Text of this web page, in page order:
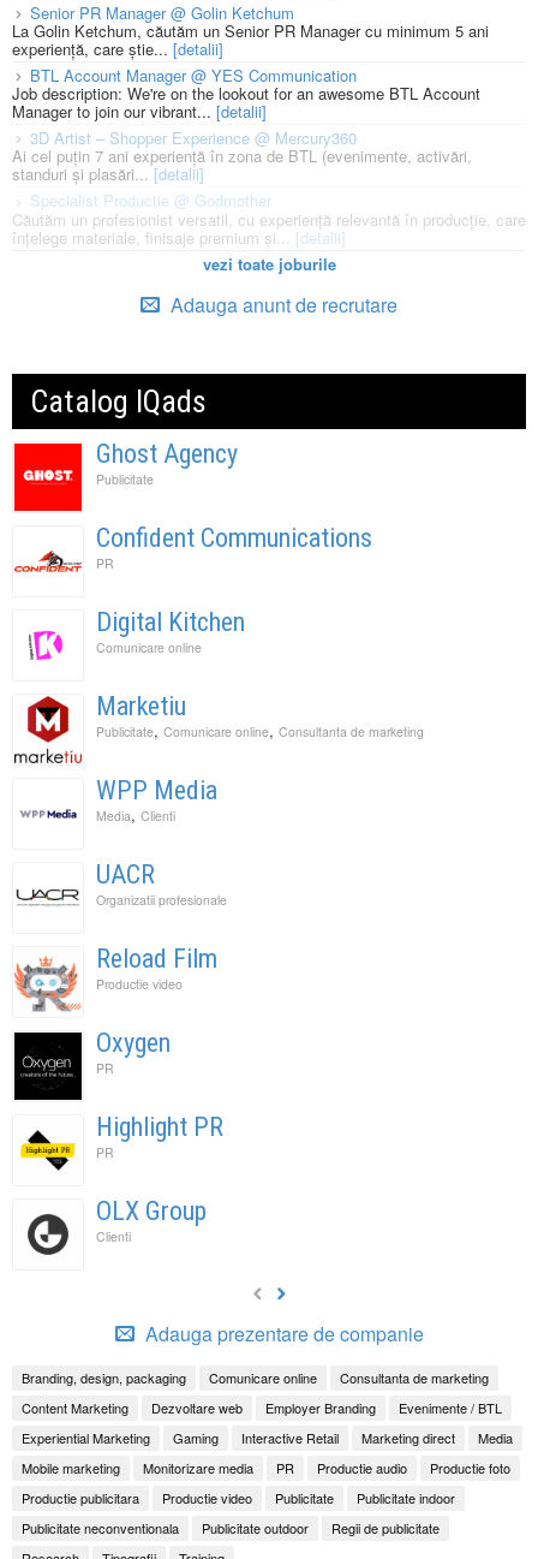
Senior PR Manager @ Golin Ketchum
La Golin Ketchum, căutăm un Senior PR Manager cu minimum 5 ani
experiență, care știe... [detalii]
BTL Account Manager @ YES Communication
Job description: We're on the lookout for an awesome BTL Account
Manager to join our vibrant... [detalii]
3D Artist – Shopper Experience @ Mercury360
Ai cel puțin 7 ani experiență în zona de BTL (evenimente, activări,
standuri și plasări... [detalii]
Specialist Productie @ Godmother
Căutăm un profesionist versatil, cu experiență relevantă în producție, care
înțelege materiale, finisaje premium și... [detalii]
vezi toate joburile
Adauga anunt de recrutare
Catalog IQads
Ghost Agency
Publicitate
Confident Communications
PR
Digital Kitchen
Comunicare online
Marketiu
Publicitate, Comunicare online, Consultanta de marketing
WPP Media
Media, Clienti
UACR
Organizatii profesionale
Reload Film
Productie video
Oxygen
PR
Highlight PR
PR
OLX Group
Clienti
Adauga prezentare de companie
Branding, design, packaging Comunicare online
Consultanta de marketing
Content Marketing
Dezvoltare web Employer Branding
Evenimente / BTL
Experiential Marketing
Gaming Interactive Retail Marketing direct
Media
Mobile marketing
Monitorizare media PR Productie audio
Productie foto
Productie publicitara
Productie video Publicitate
Publicitate indoor
Publicitate neconventionala
Publicitate outdoor
Regii de publicitate